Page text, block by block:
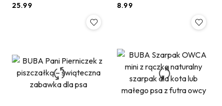
Cena:
25.99
Cena:
8.99